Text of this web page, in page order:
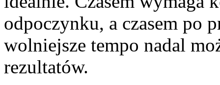
odpoczynku, a czasem po
wolniejsze tempo nadal
rezultatów.